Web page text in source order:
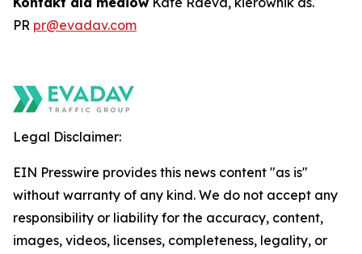
PR pr@evadav.com
Legal Disclaimer:
EIN Presswire provides this news content "as is"
without warranty of any kind. We do not accept any
responsibility or liability for the accuracy, content,
images, videos, licenses, completeness, legality, or